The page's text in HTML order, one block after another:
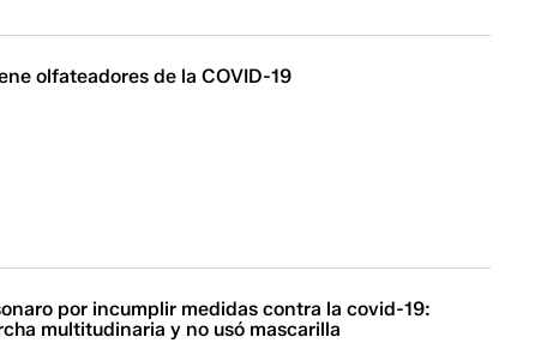
olfateadores de la COVID-19
por incumplir medidas contra la covid-19:
multitudinaria y no usó mascarilla